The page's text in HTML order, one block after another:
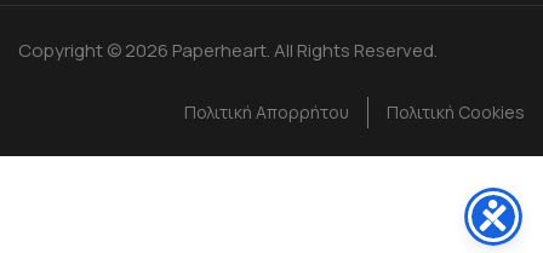
Copyright © 2026 Paperheart. All Rights Reserved.
Πολιτική Απορρήτου Πολιτική Cookies